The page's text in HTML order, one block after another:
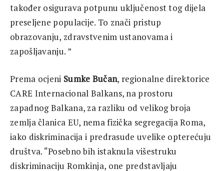
također osigurava potpunu uključenost tog dijela
preseljene populacije. To znači pristup
obrazovanju, zdravstvenim ustanovama i
zapošljavanju. ”
Prema ocjeni Sumke Bučan, regionalne direktorice
CARE Internacional Balkans, na prostoru
zapadnog Balkana, za razliku od velikog broja
zemlja članica EU, nema fizička segregacija Roma,
iako diskriminacija i predrasude uvelike opterećuju
društva. “Posebno bih istaknula višestruku
diskriminaciju Romkinja, one predstavljaju